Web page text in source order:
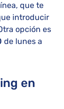
que te
introducir
opción es
de lunes a
en